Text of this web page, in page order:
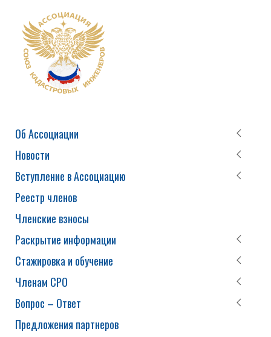
Об Ассоциации
Новости
Вступление в Ассоциацию
Реестр членов
Членские взносы
Раскрытие информации
Стажировка и обучение
Членам СРО
Вопрос – Ответ
Предложения партнеров